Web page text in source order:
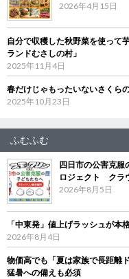
2026年4月15日
自分で収穫した秋野菜を使っ
ランドむさしの村」
2025年11月4日
春だけじゃもったいないさくら
2025年10月23日
ふむふむ
四日市の公害克服
ロジェクト クラ
2026年8月5日
「中東発」値上げラッシュが
2026年8月4日
物価高でも「夏は家族で長距離
猛暑への備えも必須